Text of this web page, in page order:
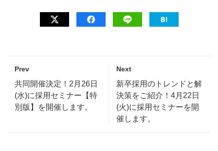
Prev
共同開催決定！2月26日
(水)に採用セミナー【特
別版】を開催します。
Next
新卒採用のトレンドと解
決策をご紹介！4月22日
(火)に採用セミナーを開
催します。